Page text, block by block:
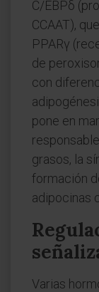
C/EBPδ
CCAAT),
PPARγ
de
con
pone en
grasos, la
formación
adipocinas
Varias